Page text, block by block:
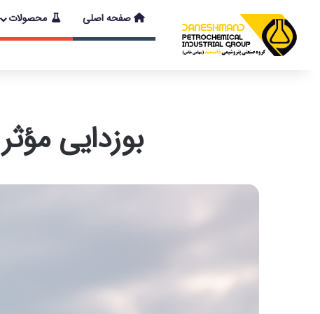
صفحه اصلی محصولات
بوزدایی مؤثر با
با توجه به